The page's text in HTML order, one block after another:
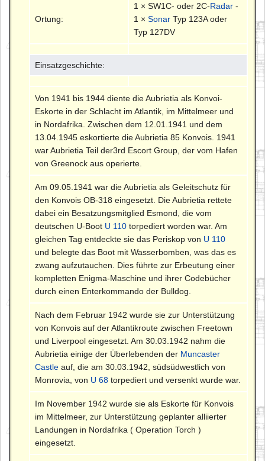
Ortung:
1 × SW1C- oder 2C-Radar -
1 ×Sonar Typ 123A oder
Typ 127DV
Einsatzgeschichte:
Von 1941 bis 1944 diente die Aubrietia als Konvoi-
Eskorte in der Schlacht im Atlantik, im Mittelmeer und
in Nordafrika. Zwischen dem 12.01.1941 und dem
13.04.1945 eskortierte die Aubrietia 85 Konvois. 1941
war Aubrietia Teil der3rd Escort Group, der vom Hafen
von Greenock aus operierte.
Am 09.05.1941 war die Aubrietia als Geleitschutz für
den Konvois OB-318 eingesetzt. Die Aubrietia rettete
dabei ein Besatzungsmitglied Esmond, die vom
deutschen U-Boot U 110 torpediert worden war. Am
gleichen Tag entdeckte sie das Periskop von U 110
und belegte das Boot mit Wasserbomben, was das es
zwang aufzutauchen. Dies führte zur Erbeutung einer
kompletten Enigma-Maschine und ihrer Codebücher
durch einen Enterkommando der Bulldog.
Nach dem Februar 1942 wurde sie zur Unterstützung
von Konvois auf der Atlantikroute zwischen Freetown
und Liverpool eingesetzt. Am 30.03.1942 nahm die
Aubrietia einige der Überlebenden der Muncaster
Castle auf, die am 30.03.1942, südsüdwestlich von
Monrovia, von U 68 torpediert und versenkt wurde war.
Im November 1942 wurde sie als Eskorte für Konvois
im Mittelmeer, zur Unterstützung geplanter alliierter
Landungen in Nordafrika ( Operation Torch )
eingesetzt.